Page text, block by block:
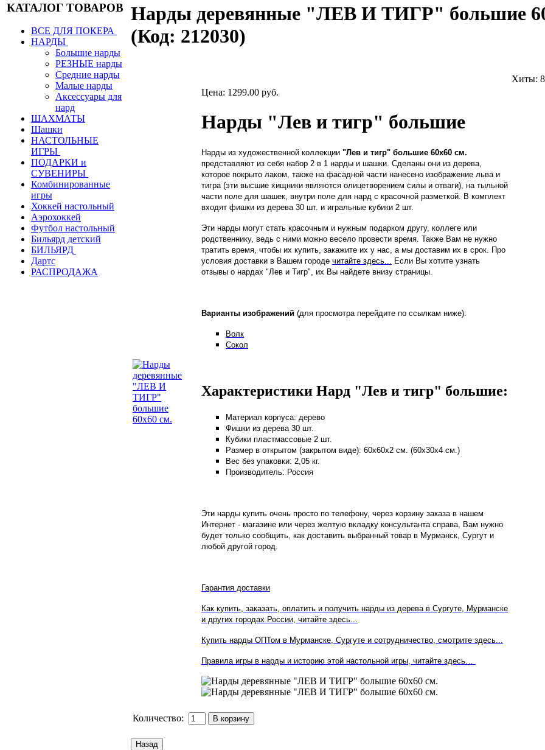
КАТАЛОГ ТОВАРОВ
ВСЕ ДЛЯ ПОКЕРА
НАРДЫ
Большие нарды
РЕЗНЫЕ нарды
Средние нарды
Малые нарды
Аксессуары для
нард
ШАХМАТЫ
Шашки
НАСТОЛЬНЫЕ
ИГРЫ
ПОДАРКИ и
СУВЕНИРЫ
Комбинированные
игры
Хоккей настольный
Аэрохоккей
Футбол настольный
Бильярд детский
БИЛЬЯРД
Дартс
РАСПРОДАЖА
Нарды деревянные "ЛЕВ И ТИГР" большие
(Код: 212030)
Хиты:
Цена: 1299.00 руб.
Нарды "Лев и тигр" большие
Нарды из художественной коллекции "Лев и тигр" большие 60х60 см.
представляют из себя набор 2 в 1 нарды и шашки. Сделаны они из дерева,
которое покрыто лаком, также на фасадной части нанесено изображение льва и
тигра (эти высшие хищники являются олицетворением силы и отваги), на тыльной
части поле для шашек, внутри поле для нард с красочной разметкой. В комплект
входят фишки из дерева 30 шт. и игральные кубики 2 шт.
Эти нарды могут стать красочным и нужным подарком другу, коллеге или
родственнику, ведь с ними можно весело провести время . Также Вам не нужно
тратить время, чтобы их купить, закажите их у нас, а мы доставим их в срок. Про
условия доставки в Вашем городе читайте здесь...
Если Вы хотите узнать
отзывы о нардах "Лев и Тигр", их Вы найдете внизу страницы.
Варианты изображений (для просмотра перейдите по ссылкам ниже):
Волк
Сокол
Характеристики Нард "Лев и тигр" большие:
Материал корпуса: дерево
Фишки из дерева 30 шт.
Кубики пластмассовые 2 шт.
Размер в открытом (закрытом виде): 60х60х2 см. (60х30х4 см.)
Вес без упаковки: 2,05 кг.
Производитель: Россия
Эти нарды купить очень просто по телефону, через корзину заказа в нашем
Интернет - магазине или через желтую вкладку консультанта справа, Вам нужно
будет только сообщить, как доставить выбранный товар в Мурманск, Сургут и
любой другой город.
Гарантия доставки
Как купить, заказать, оплатить и получить нарды из дерева в Сургуте, Мурманске
и других городах России, читайте здесь...
Купить нарды ОПТом в Мурманске, Сургуте и сотрудничество, смотрите здесь...
Правила игры в нарды и историю этой настольной игры, читайте здесь…
Количество: